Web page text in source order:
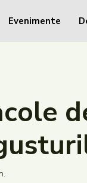
Evenimente